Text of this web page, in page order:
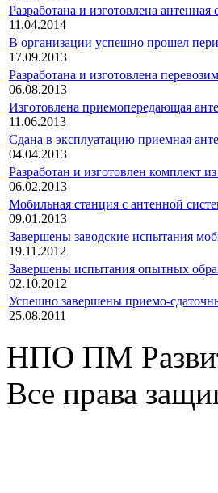
Разработана и изготовлена
11.04.2014
В организации успешно прошел
17.09.2013
Разработана и изготовлена
06.08.2013
Изготовлена приемопередающая
11.06.2013
Сдана в эксплуатацию приемная
04.04.2013
Разработан и изготовлен комплект
06.02.2013
Мобильная станция с антенной
09.01.2013
Завершены заводские испытания
19.11.2012
Завершены испытания опытных
02.10.2012
Успешно завершены приемо-
25.08.2011
НПО ПМ
Все права